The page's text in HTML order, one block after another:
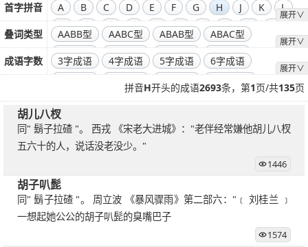
首字拼音
展开∨
A B C D E F G H J K
L
M
N O P Q R S T W
Y
Z
叠词类型
展开∨
AABB型 AABC型 ABAB型
ABAC型
ABBA型
ABBC型 ABCA型
ABCB型
ABCC型
成语字数
展开∨
3字成语 4字成语 5字成语
6字成语
8字成语 9字成语
10字成语
11字成语
12字成语 13字成语 14字成语
拼音H开头的成语2693条，第1页/共135页
胡儿八杈
同" 鬍子拉碴 "。 西戎 《宋老大进城》："老伴经常嫌他胡儿八杈
五六十的人，说话没老没少。"
1446
胡子叭髭
同" 鬍子拉碴 "。 周立波 《暴风骤雨》第二部六："﹝ 刘桂兰 ﹞
一想起她公公的胡子叭髭的臭嘴巴子
1574